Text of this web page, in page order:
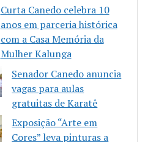
Curta Canedo celebra 10
anos em parceria histórica
com a Casa Memória da
Mulher Kalunga
Senador Canedo anuncia
vagas para aulas
gratuitas de Karatê
Exposição “Arte em
Cores” leva pinturas a